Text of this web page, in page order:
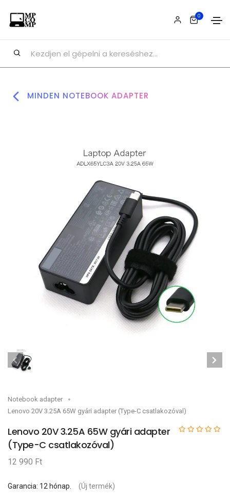
0
MINDEN NOTEBOOK ADAPTER
Notebook adapter
Lenovo 20V 3.25A 65W gyári adapter (Type-C csatlakozóval)
Lenovo 20V 3.25A 65W gyári adapter
(Type-C csatlakozóval)
12 990 Ft
Garancia: 12 hónap. (Új termék)